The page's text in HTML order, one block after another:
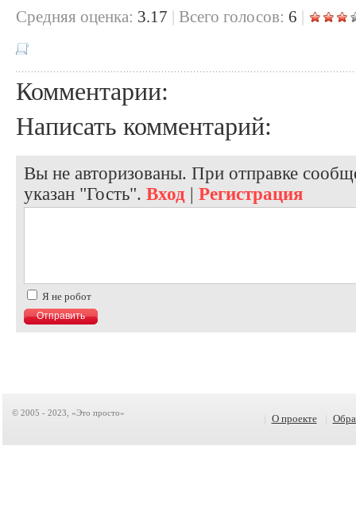
Cредняя оценка: 3.17 | Всего голосов: 6 |
Комментарии:
Написать комментарий:
Вы не авторизованы. При отправке
указан "Гость". Вход | Регистрация
Я не робот
© 2005 - 2023, «Это просто» О проекте